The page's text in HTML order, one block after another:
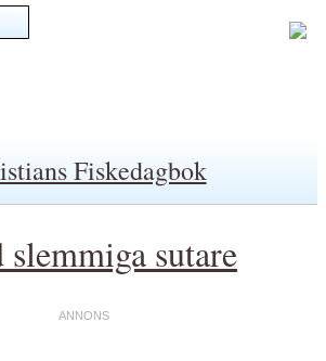
Fiskedagbok
sutare